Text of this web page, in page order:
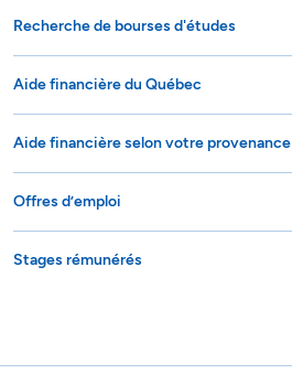
Recherche de bourses d'études
Aide financière du Québec
Aide financière selon votre provenance
Offres d’emploi
Stages rémunérés